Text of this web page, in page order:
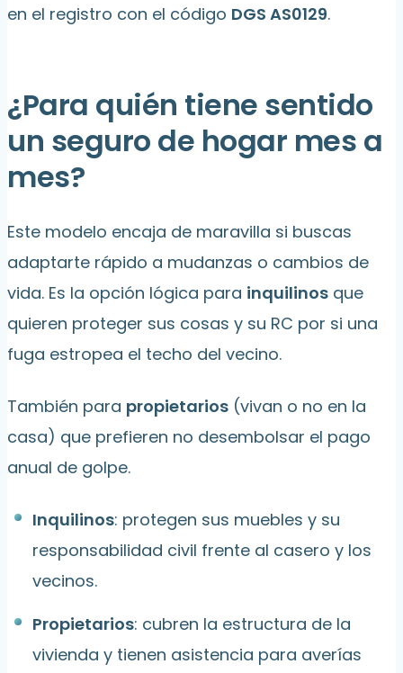
en el registro con el código DGS AS0129.
¿Para quién tiene sentido
un seguro de hogar mes a
mes?
Este modelo encaja de maravilla si buscas
adaptarte rápido a mudanzas o cambios de
vida. Es la opción lógica para inquilinos que
quieren proteger sus cosas y su RC por si una
fuga estropea el techo del vecino.
También para propietarios (vivan o no en la
casa) que prefieren no desembolsar el pago
anual de golpe.
Inquilinos: protegen sus muebles y su
responsabilidad civil frente al casero y los
vecinos.
Propietarios: cubren la estructura de la
vivienda y tienen asistencia para averías